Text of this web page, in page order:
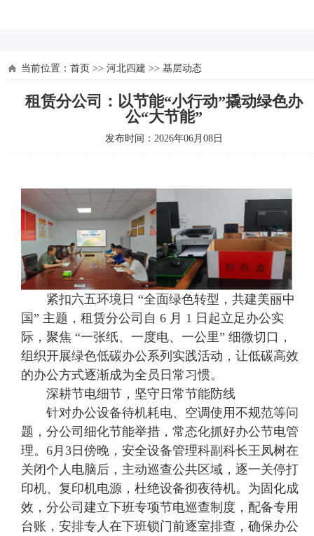
当前位置： 首页 >> 河北四建 >> 基层动态
租赁分公司：以节能“小行动”撬动绿色办
公“大节能”
发布时间：2026年06月08日
紧扣六五环境日 “全面绿色转型，共建美丽中
国” 主题，租赁分公司自 6 月 1 日起立足办公实
际，聚焦 “一张纸、一度电、一公里” 细微切口，
组织开展绿色低碳办公系列实践活动，让低碳高效
的办公方式逐渐成为全员日常习惯。
深耕节电细节，坚守日常节能防线
针对办公设备待机耗电、空调使用不规范等问
题，分公司细化节能举措，常态化抓好办公节电管
理。6月3日傍晚，安全设备管理科副科长王凤树在
关闭个人电脑后，主动巡查公共区域，逐一关停打
印机、复印机电源，杜绝设备彻夜待机。为固化成
效，分公司建立下班专项节电巡查制度，配备专用
台账，安排专人在下班锁门前逐室排查，确保办公